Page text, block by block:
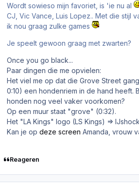
Wordt sowieso mijn favoriet, is 'ie nu al
CJ, Vic Vance, Luis Lopez.. Met die stijl
ik nou graag zulke games
Je speelt gewoon graag met zwarten?
Once you go black...
Paar dingen die me opvielen:
Het viel me op dat die Grove Street
0:10) een hondenriem in de hand heeft.
honden nog veel vaker voorkomen?
Op een muur staat "grove" (0:32).
Het "LA Kings" logo (LS Kings) =>
Kan je op deze screen Amanda, vrouw
Reageren